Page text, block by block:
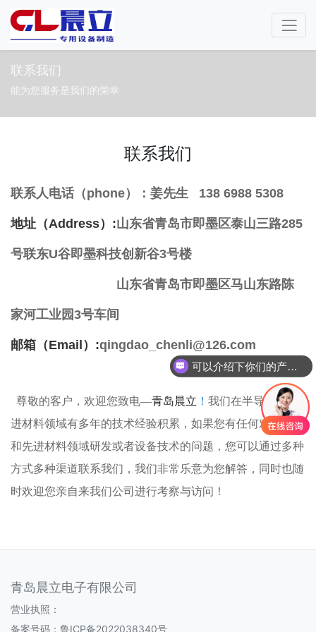
联系我们
能为您服务是我们的荣幸
联系我们
联系人电话（phone）：姜先生 138 6988 5308
地址（Address）:山东省青岛市即墨区泰山三路285
号联东U谷即墨科技创新谷3号楼
山东省青岛市即墨区马山东路陈
家河工业园3号车间
邮箱（Email）:qingdao_chenli@126.com
尊敬的客户，欢迎您致电—青岛晨立 ！ 我们在半导体和先
进材料领域有多年的技术经验积累，如果您有任何对半导体
和先进材料领域研发或者设备技术的问题，您可以通过多种
方式多种渠道联系我们，我们非常乐意为您解答，同时也随
时欢迎您亲自来我们公司进行考察与访问！
青岛晨立电子有限公司
营业执照：
备案号码： 鲁ICP备2022038340号
可以介绍下你们的产品么